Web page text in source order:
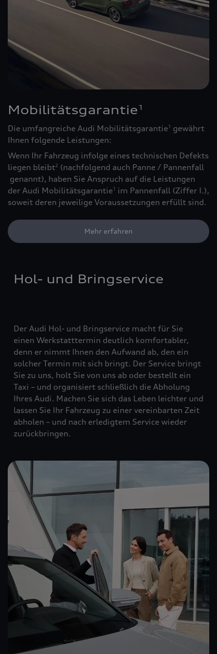
Mobilitätsgarantie1
Die umfangreiche Audi Mobilitätsgarantie1
gewährt
Ihnen folgende Leistungen:
Wenn Ihr Fahrzeug infolge eines technischen Defekts
liegen bleibt2 (nachfolgend auch Panne / Pannenfall
genannt), haben Sie Anspruch auf die Leistungen
der Audi Mobilitätsgarantie1
im Pannenfall (Ziffer I.),
soweit deren jeweilige Voraussetzungen erfüllt sind.
Mehr erfahren
Hol- und Bringservice
Der Audi Hol- und Bringservice macht für Sie
einen Werkstatttermin deutlich komfortabler,
denn er nimmt Ihnen den Aufwand ab, den ein
solcher Termin mit sich bringt. Der Service bringt
Sie zu uns, holt Sie von uns ab oder bestellt ein
Taxi – und organisiert schließlich die Abholung
Ihres Audi. Machen Sie sich das Leben leichter und
lassen Sie Ihr Fahrzeug zu einer vereinbarten Zeit
abholen – und nach erledigtem Service wieder
zurückbringen.